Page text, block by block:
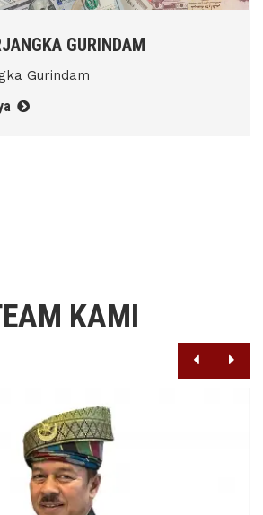
GURINDAM
Gurindam
KAMI